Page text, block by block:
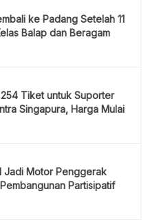
ke Padang Setelah 11
Balap dan Beragam
254 Tiket untuk Suporter
Singapura, Harga Mulai
Jadi Motor Penggerak
Partisipatif